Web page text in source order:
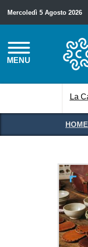
Mercoledì 5 Agosto 2026
MENU
La
HOME